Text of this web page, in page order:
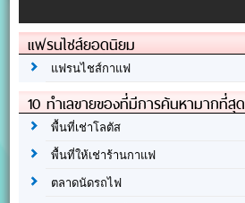
แฟรนไชส์ยอดนิยม
แฟรนไชส์กาแฟ
10 ทำเลขายของที่มีการค้นหามากที่สุด
พื้นที่เช่าโลตัส
พื้นที่ให้เช่าร้านกาแฟ
ตลาดนัดรถไฟ